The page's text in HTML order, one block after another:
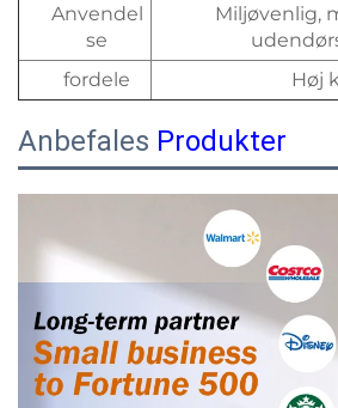
Anvendel
se
Miljøvenlig,
fordele
Høj
Anbefales Produkter